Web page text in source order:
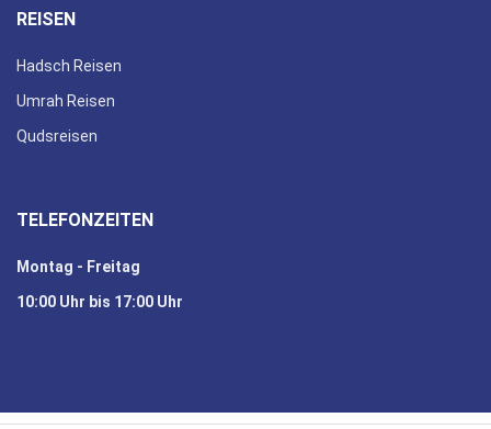
REISEN
Hadsch Reisen
Umrah Reisen
Qudsreisen
TELEFONZEITEN
Montag - Freitag
10:00 Uhr bis 17:00 Uhr